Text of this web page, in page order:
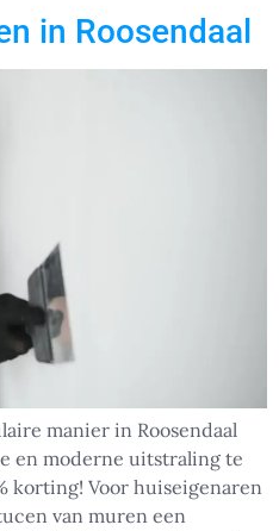
in Roosendaal
manier in Roosendaal
en moderne uitstraling te
korting! Voor huiseigenaren
van muren een